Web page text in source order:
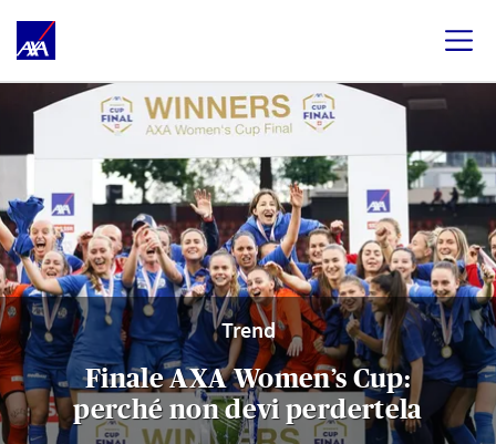
Trend
Finale AXA Women’s Cup:
perché non devi perdertela